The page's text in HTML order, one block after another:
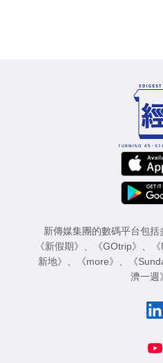
新傳媒集團的數碼平台包
《新假期》
《GOtrip》
新地》
《more》 《
濟一週》